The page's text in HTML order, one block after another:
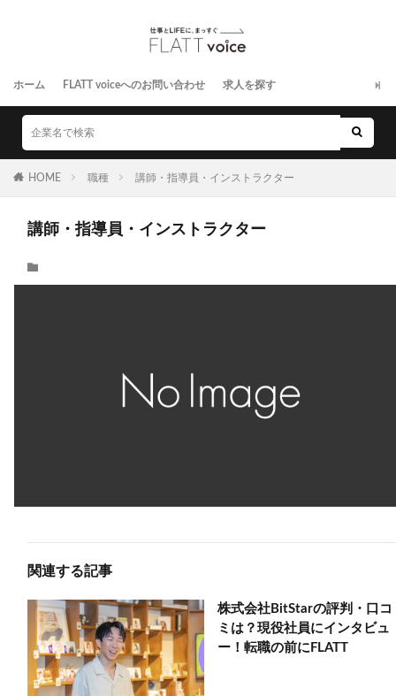
ホーム FLATT voiceへのお問い合わせ 求人を探す
HOME 職種 講師・指導員・インストラクター
講師・指導員・インストラクター
関連する記事
株式会社BitStarの評判・口コ
ミは？現役社員にインタビュ
ー！転職の前にFLATT